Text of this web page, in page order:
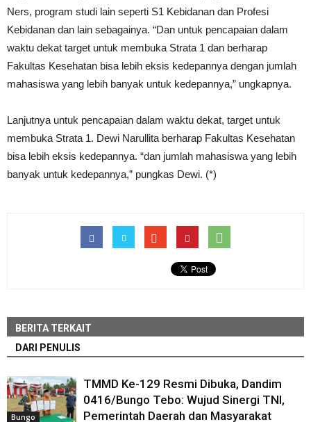
Ners, program studi lain seperti S1 Kebidanan dan Profesi
Kebidanan dan lain sebagainya. “Dan untuk pencapaian dalam
waktu dekat target untuk membuka Strata 1 dan berharap
Fakultas Kesehatan bisa lebih eksis kedepannya dengan jumlah
mahasiswa yang lebih banyak untuk kedepannya,” ungkapnya.
Lanjutnya untuk pencapaian dalam waktu dekat, target untuk
membuka Strata 1. Dewi Narullita berharap Fakultas Kesehatan
bisa lebih eksis kedepannya. “dan jumlah mahasiswa yang lebih
banyak untuk kedepannya,” pungkas Dewi. (*)
BERITA TERKAIT
DARI PENULIS
Bungo
TMMD Ke-129 Resmi Dibuka, Dandim
0416/Bungo Tebo: Wujud Sinergi TNI,
Pemerintah Daerah dan Masyarakat